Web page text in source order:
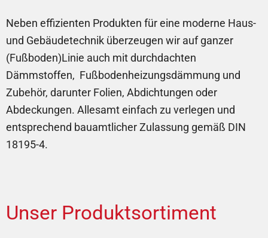
Neben effizienten Produkten für eine moderne Haus-
und Gebäudetechnik überzeugen wir auf ganzer
(Fußboden)Linie auch mit durchdachten
Dämmstoffen, Fußbodenheizungsdämmung und
Zubehör, darunter Folien, Abdichtungen oder
Abdeckungen. Allesamt einfach zu verlegen und
entsprechend bauamtlicher Zulassung gemäß DIN
18195-4.
Unser Produktsortiment